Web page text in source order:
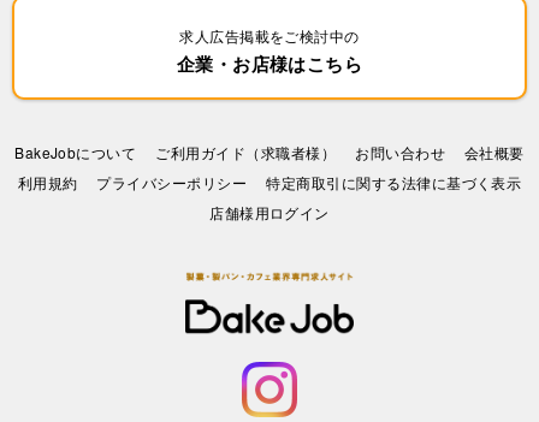
求人広告掲載をご検討中の
企業・お店様はこちら
BakeJobについて ご利用ガイド（求職者様） お問い合わせ
会社概要
利⽤規約
プライバシーポリシー
特定商取引に関する法律に基づく表示
店舗様用ログイン